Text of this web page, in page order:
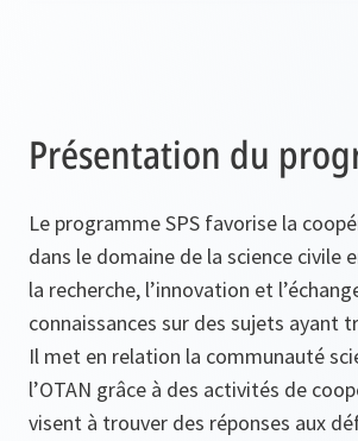
Présentation du
Le programme SPS favorise la
dans le domaine de la science civile
la recherche, l’innovation et
connaissances sur des sujets ayant
Il met en relation la communauté
l’OTAN grâce à des activités de
visent à trouver des réponses aux